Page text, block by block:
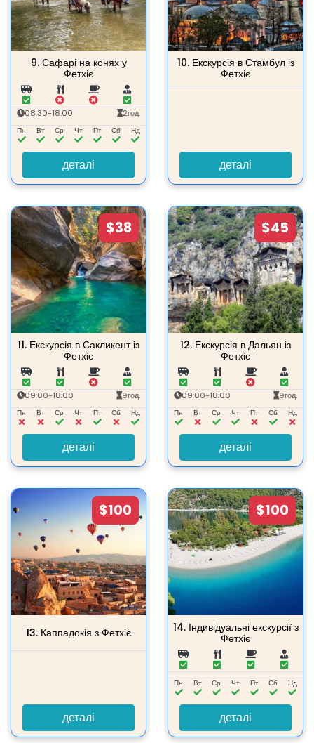
9. Сафарі на конях у
Фетхіє
08:30-18:00 2год.
Пн Вт Ср Чт Пт Сб Нд
деталі
10. Екскурсія в Стамбул із
Фетхіє
деталі
$38
11. Екскурсія в Сакликент із
Фетхіє
09:00-18:00 9год.
Пн Вт Ср Чт Пт Сб Нд
деталі
$45
12. Екскурсія в Дальян із
Фетхіє
09:00-18:00 9год.
Пн Вт Ср Чт Пт Сб Нд
деталі
$100
13. Каппадокія з Фетхіє
деталі
$100
14. Індивідуальні екскурсії з
Фетхіє
Пн Вт Ср Чт Пт Сб Нд
деталі